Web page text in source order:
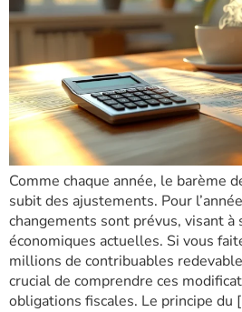
Comme chaque année, le barème
subit des ajustements. Pour
changements sont prévus, visant à
économiques actuelles. Si vous
millions de contribuables
crucial de comprendre ces
obligations fiscales. Le principe du